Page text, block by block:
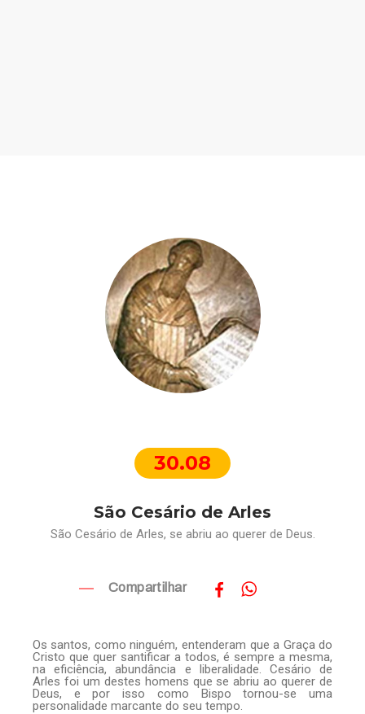
30.08
São Cesário de Arles
São Cesário de Arles, se abriu ao querer de Deus.
Compartilhar
Os santos, como ninguém, entenderam que a Graça do
Cristo que quer santificar a todos, é sempre a mesma,
na eficiência, abundância e liberalidade. Cesário de
Arles foi um destes homens que se abriu ao querer de
Deus, e por isso como Bispo tornou-se uma
personalidade marcante do seu tempo.